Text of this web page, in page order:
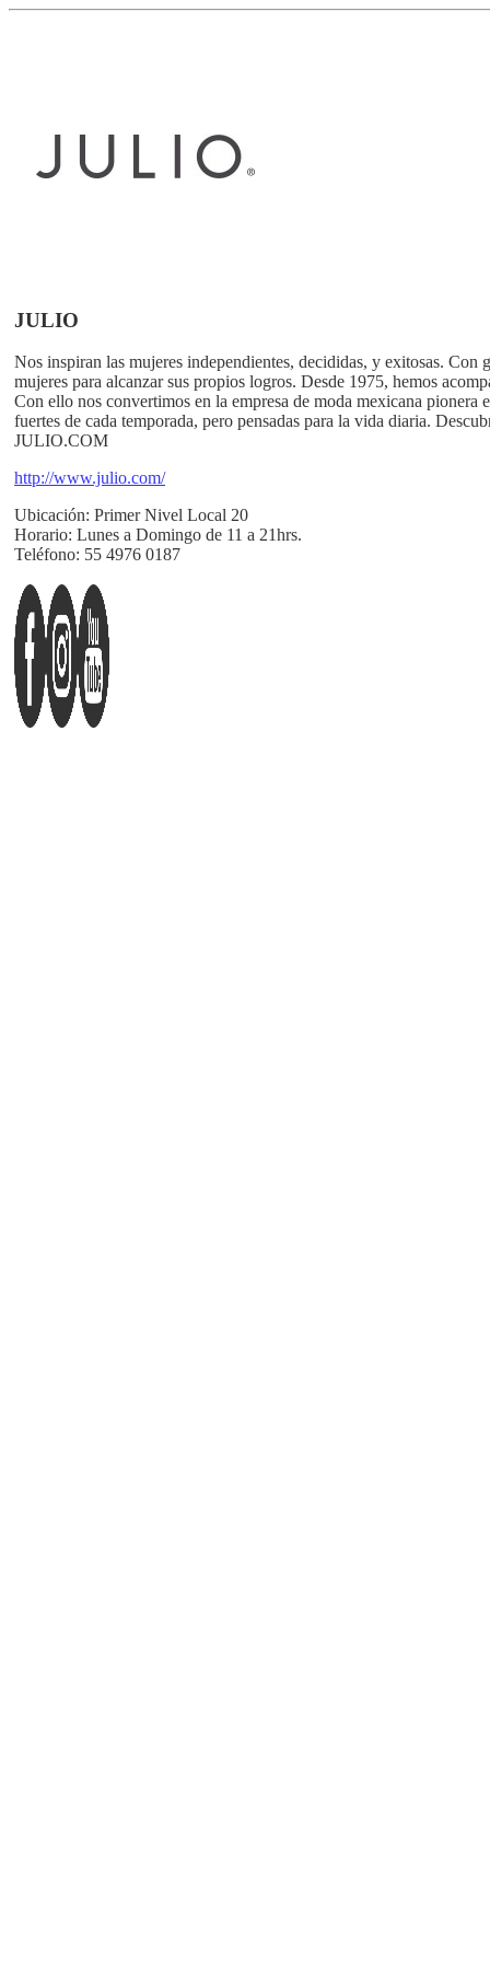
JULIO
Nos inspiran las mujeres independientes, decididas, y exitosas.
mujeres para alcanzar sus propios logros. Desde 1975, hemos
Con ello nos convertimos en la empresa de moda mexicana pionera
fuertes de cada temporada, pero pensadas para la vida diaria.
JULIO.COM
http://www.julio.com/
Ubicación: Primer Nivel Local 20
Horario: Lunes a Domingo de 11 a 21hrs.
Teléfono: 55 4976 0187